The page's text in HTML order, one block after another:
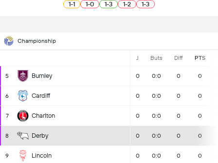
1-1 1-0 1-3 1-2 1-3
Championship
J Buts Diff PTS
5 Burnley 0 0:0 0 0
6 Cardiff 0 0:0 0 0
7 Charlton 0 0:0 0 0
8 Derby 0 0:0 0 0
9 Lincoln 0 0:0 0 0